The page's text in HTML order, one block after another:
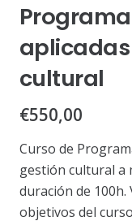
cultural
€550,00
Curso de
gestión cultural a
duración de
objetivos del